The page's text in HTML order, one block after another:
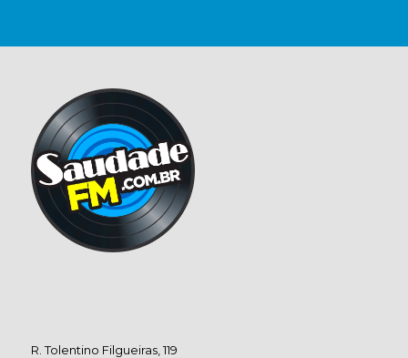
R. Tolentino Filgueiras, 119